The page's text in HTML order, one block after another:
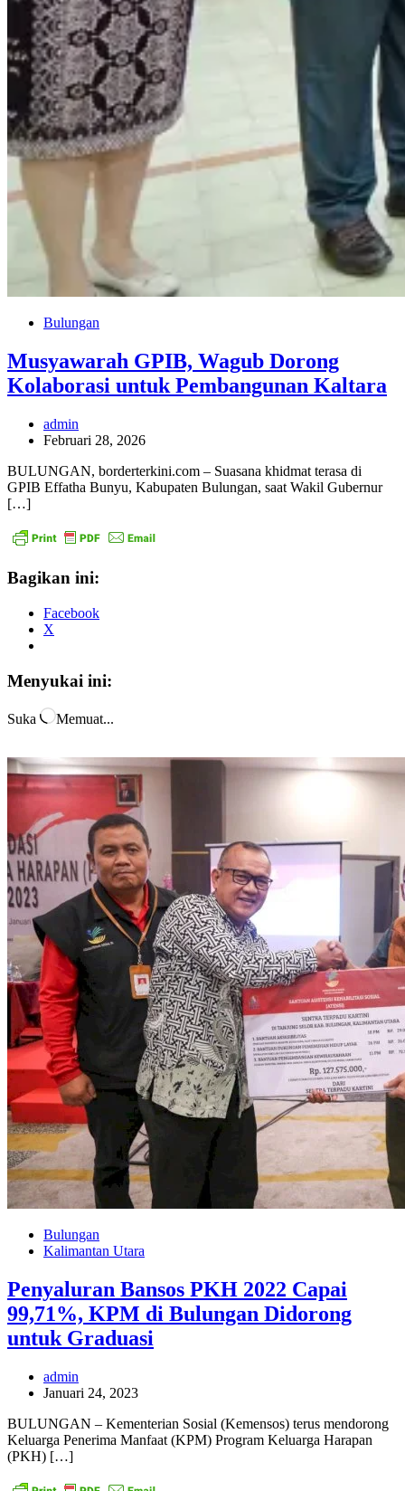
Bulungan
Musyawarah GPIB, Wagub Dorong
Kolaborasi untuk Pembangunan Kaltara
admin
Februari 28, 2026
BULUNGAN, borderterkini.com – Suasana khidmat terasa di
GPIB Effatha Bunyu, Kabupaten Bulungan, saat Wakil Gubernur
[…]
Bagikan ini:
Facebook
X
Menyukai ini:
Suka Memuat...
Bulungan
Kalimantan Utara
Penyaluran Bansos PKH 2022 Capai
99,71%, KPM di Bulungan Didorong
untuk Graduasi
admin
Januari 24, 2023
BULUNGAN – Kementerian Sosial (Kemensos) terus mendorong
Keluarga Penerima Manfaat (KPM) Program Keluarga Harapan
(PKH) […]